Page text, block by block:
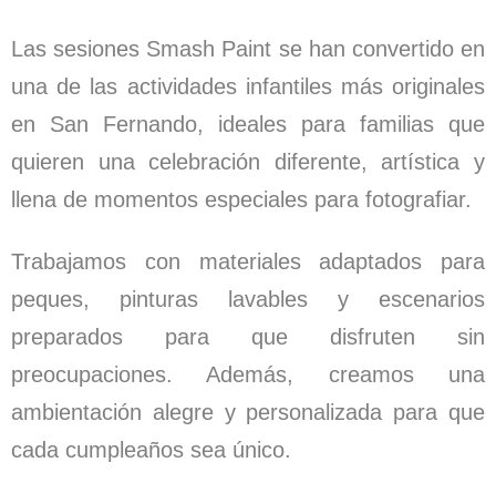
Las sesiones Smash Paint se han convertido en
una de las actividades infantiles más originales
en San Fernando, ideales para familias que
quieren una celebración diferente, artística y
llena de momentos especiales para fotografiar.
Trabajamos con materiales adaptados para
peques, pinturas lavables y escenarios
preparados para que disfruten sin
preocupaciones. Además, creamos una
ambientación alegre y personalizada para que
cada cumpleaños sea único.